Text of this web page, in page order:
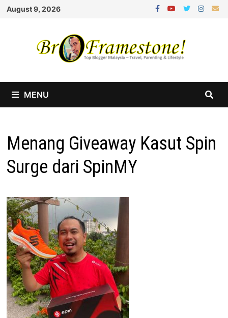
Skip
August 9, 2026
MENU
Menang Giveaway Kasut Spin
Surge dari SpinMY